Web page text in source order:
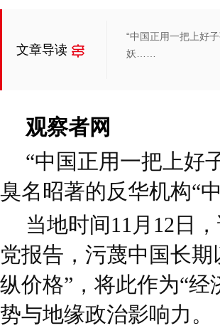
文章导读
“中国正用一把上好
妖……
观察者网
“中国正用一把上好
臭名昭著的反华机构“
当地时间11月12日
党报告，污蔑中国长
纵价格”，将此作为“
势与地缘政治影响力。